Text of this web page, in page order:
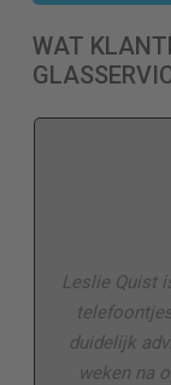
WAT
Leslie Quist
duidelijk
weken na